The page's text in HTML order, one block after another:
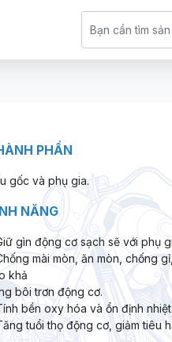
PHẦN
gốc và phụ gia.
NĂNG
gìn động cơ sạch sẽ với phụ
mài mòn, ăn mòn, chống
khả
bôi trơn động cơ.
bền oxy hóa và ổn định
tuổi thọ động cơ, giảm tiêu